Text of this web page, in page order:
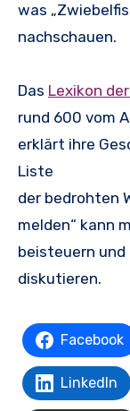
was
nachschauen.
Das Lexikon
rund 600 vom
erklärt ihre
Liste
der bedrohten
melden“ kann
beisteuern und
diskutieren.
Facebook
LinkedIn